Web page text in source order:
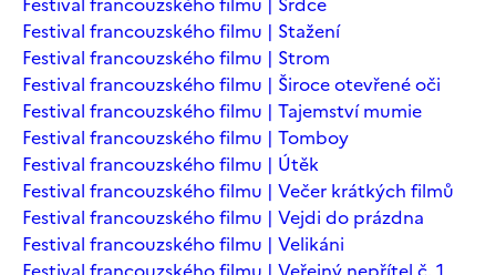
Festival francouzského filmu | Stažení
Festival francouzského filmu | Strom
Festival francouzského filmu | Široce otevřené oči
Festival francouzského filmu | Tajemství mumie
Festival francouzského filmu | Tomboy
Festival francouzského filmu | Útěk
Festival francouzského filmu | Večer krátkých filmů
Festival francouzského filmu | Vejdi do prázdna
Festival francouzského filmu | Velikáni